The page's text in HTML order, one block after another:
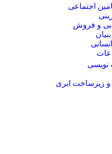
اجتماعی
و فروش
نویسی
زیرساخت ابری